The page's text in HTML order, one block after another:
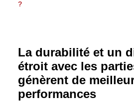
?
La durabilité et un
étroit avec les
génèrent de
performances